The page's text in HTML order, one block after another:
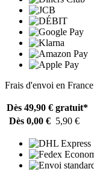
Frais d'envoi en France
Dès 49,90 € gratuit*
Dès 0,00 € 5,90 €